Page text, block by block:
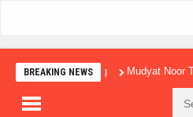
BREAKING NEWSMudyat Noor Temui